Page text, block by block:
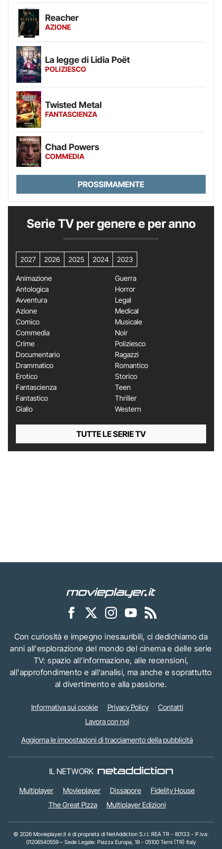
Reacher
AZIONE
La legge di Lidia Poët
POLIZIESCO
Twisted Metal
FANTASCIENZA
Chad Powers
COMMEDIA
PROSSIMAMENTE
Serie TV per genere e per anno
2027 2026 2025 2024 2023
Animazione
Antologica
Avventura
Azione
Comico
Commedia
Crime
Documentario
Drammatico
Erotico
Fantascienza
Fantastico
Giallo
Guerra
Horror
Legal
Medical
Musicale
Noir
Poliziesco
Ragazzi
Romantico
Storico
Teen
Thriller
Western
TUTTE LE SERIE TV
Con curiosità e impegno inesauribili, ci dedichiamo da
anni all'esplorazione del mondo del cinema e delle serie
TV: spazio all'informazione, alle recensioni,
all'approfondimento e all'analisi, ma anche e soprattutto
al divertimento e alla passione.
Informativa sui cookie Privacy Policy
Contatti
Lavora con noi
Aggiorna le impostazioni di tracciamento della pubblicità
IL NETWORK
Multiplayer Movieplayer Dissapore
Fidelity House
The Great Pizza
Multiplayer Edizioni
© 2026 Movieplayer.it è di proprietà di NetAddiction S.r.l. REA TR - 80133 - P.iva:
01206540559 – Sede Legale: Piazza Europa, 19 - 05100 Terni (TR) Italy